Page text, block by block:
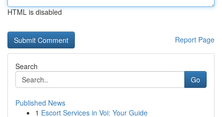
HTML is disabled
Report Page
Search
Go
Published News
1 Escort Services in Voi: Your Guide